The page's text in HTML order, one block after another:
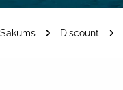
Sākums Discount